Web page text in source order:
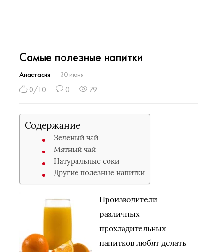
Самые полезные напитки
Анастасия 30 июня
0/10 0 79
Содержание
Зеленый чай
Мятный чай
Натуральные соки
Другие полезные напитки
Производители
различных
прохладительных
напитков любят делать